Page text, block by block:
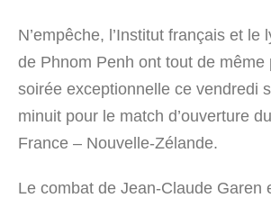
N’empêche, l’Institut français et le
de Phnom Penh ont tout de même
soirée exceptionnelle ce vendredi
minuit pour le match d’ouverture
France – Nouvelle-Zélande.
Le combat de Jean-Claude Garen